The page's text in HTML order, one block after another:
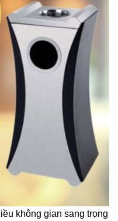
không gian sang trọng